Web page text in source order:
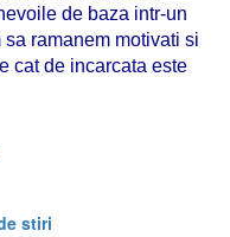
de baza intr-un
ramanem motivati si
cat de incarcata este
stiri